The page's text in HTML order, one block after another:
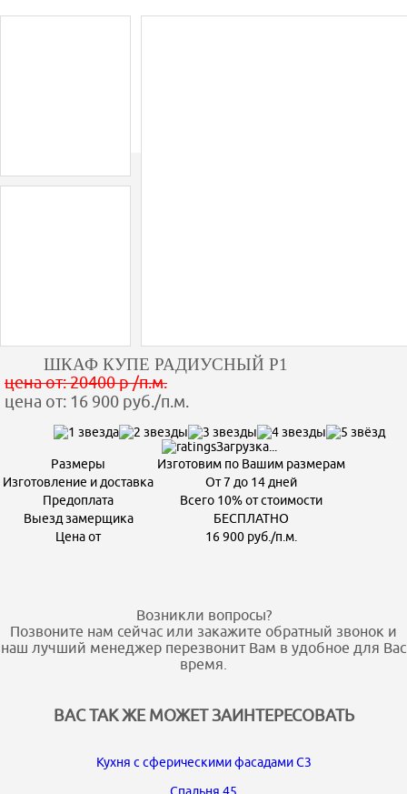
ШКАФ КУПЕ РАДИУСНЫЙ Р1
цена от: 20400 р /п.м.
цена от: 16 900 руб./п.м.
Загрузка...
Размеры
Изготовим по Вашим размерам
Изготовление и доставка
От 7 до 14 дней
Предоплата
Всего 10% от стоимости
Выезд замерщика
БЕСПЛАТНО
Цена от
16 900 руб./п.м.
Возникли вопросы?
Позвоните нам сейчас или закажите обратный звонок и
наш лучший менеджер перезвонит Вам в удобное для Вас
время.
ВАС ТАК ЖЕ МОЖЕТ ЗАИНТЕРЕСОВАТЬ
Кухня с сферическими фасадами C3